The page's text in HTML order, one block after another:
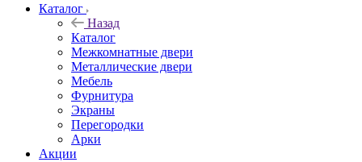
Каталог
Назад
Каталог
Межкомнатные двери
Металлические двери
Мебель
Фурнитура
Экраны
Перегородки
Арки
Акции